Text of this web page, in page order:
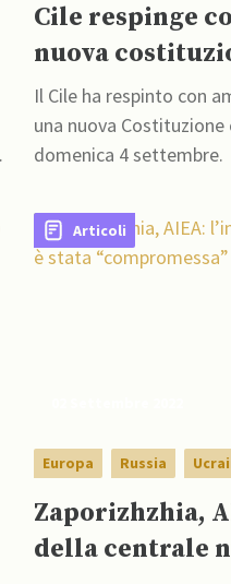
Cile respinge
nuova
Il Cile ha respinto con
una nuova
domenica 4 settembre.
Articoli
Europa Russia
Zaporizhzhia,
della centrale